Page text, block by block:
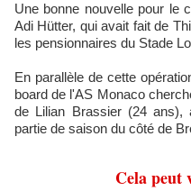
Une bonne nouvelle pour le
Adi Hütter, qui avait fait de
les pensionnaires du Stade
En parallèle de cette
board de l'AS Monaco
de Lilian Brassier (24 ans),
partie de saison du côté de
Cela peut